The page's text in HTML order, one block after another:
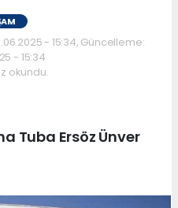
- 15:34, Güncelleme:
- 15:34
okundu.
Tuba Ersöz Ünver